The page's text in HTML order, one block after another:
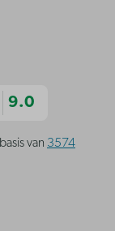
9.0
van 3574